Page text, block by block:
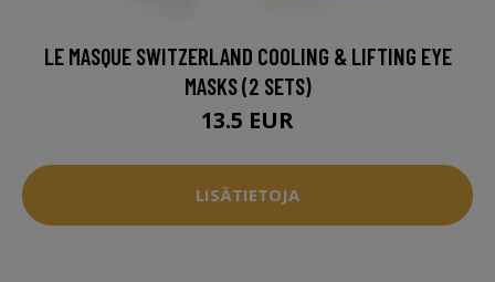
LE MASQUE SWITZERLAND COOLING & LIFTING EYE
MASKS (2 SETS)
13.5 EUR
LISÄTIETOJA